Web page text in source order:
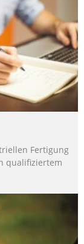
Fertigung
qualifiziertem